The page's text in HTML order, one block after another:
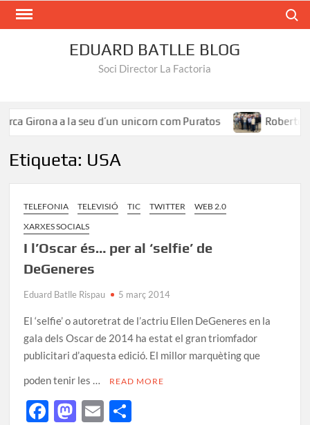
EDUARD BATLLE BLOG
Soci Director La Factoria
Girona a la seu d’un unicorn com Puratos Roberto
Etiqueta: USA
TELEFONIA TELEVISIÓ TIC TWITTER
WEB 2.0
XARXES SOCIALS
I l’Oscar és… per al ‘selfie’ de
DeGeneres
Eduard Batlle Rispau 5 març 2014
El ‘selfie’ o autoretrat de l’actriu Ellen DeGeneres en la
gala dels Oscar de 2014 ha estat el gran triomfador
publicitari d’aquesta edició. El millor marquèting que
poden tenir les …
READ MORE
F
M E